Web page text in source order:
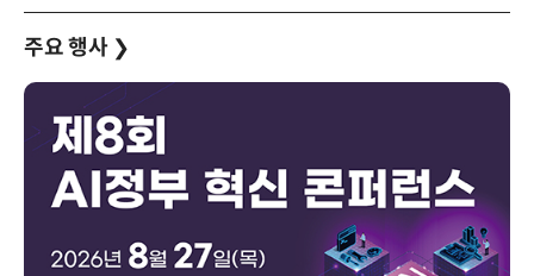
주요 행사 ❯